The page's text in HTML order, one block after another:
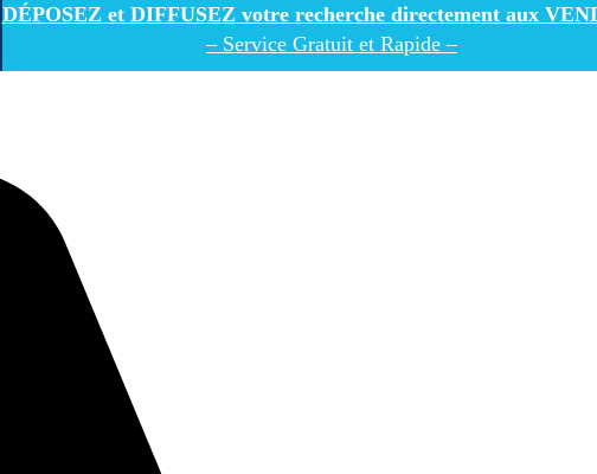
DÉPOSEZ et DIFFUSEZ votre recherche directement aux
– Service Gratuit et Rapide –